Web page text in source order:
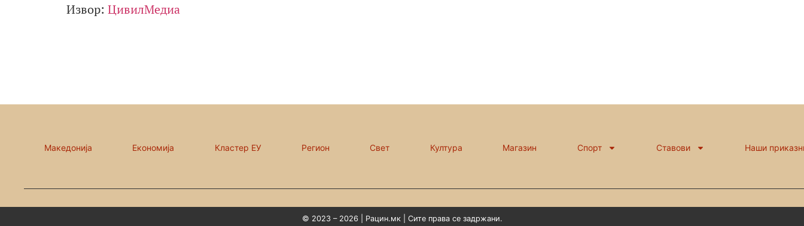
Извор: ЦивилМедиа
Македонија Економија Кластер ЕУ Регион Свет Култура Магазин Спорт Ставови Наши
© 2023 – 2026 | Рацин.мк | Сите права се задржани.